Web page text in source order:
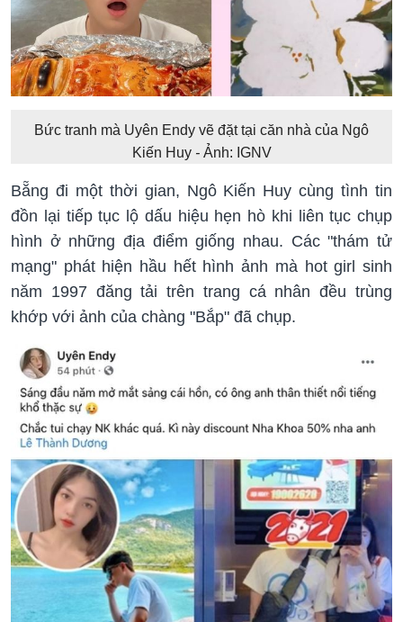
Bức tranh mà Uyên Endy vẽ đặt tại căn nhà của Ngô
Kiến Huy- Ảnh: IGNV
Bẵng đi một thời gian, Ngô Kiến Huy cùng tình tin
đồn lại tiếp tục lộ dấu hiệu hẹn hò khi liên tục chụp
hình ở những địa điểm giống nhau. Các "thám tử
mạng" phát hiện hầu hết hình ảnh mà hot girl sinh
năm 1997 đăng tải trên trang cá nhân đều trùng
khớp với ảnh của chàng "Bắp" đã chụp.